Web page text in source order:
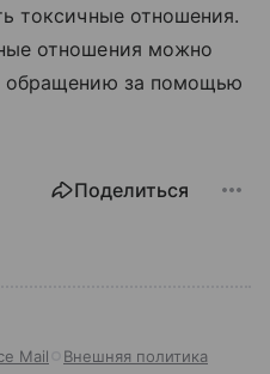
токсичные отношения.
отношения можно
обращению за помощью
Поделиться
Mail Внешняя политика